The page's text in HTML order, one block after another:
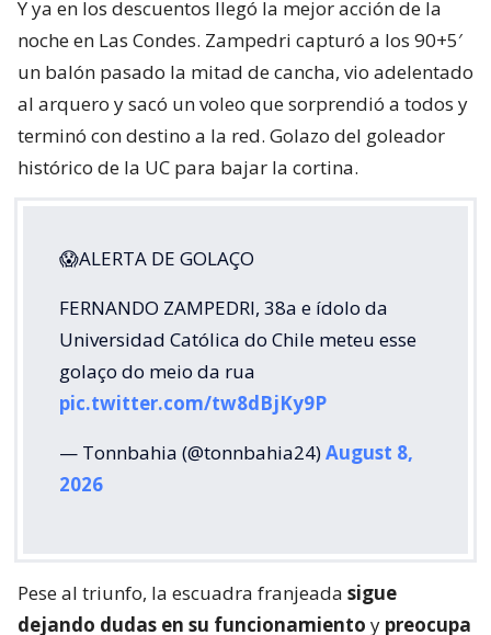
Y ya en los descuentos llegó la mejor acción de la
noche en Las Condes. Zampedri capturó a los 90+5′
un balón pasado la mitad de cancha, vio adelentado
al arquero y sacó un voleo que sorprendió a todos y
terminó con destino a la red. Golazo del goleador
histórico de la UC para bajar la cortina.
😱ALERTA DE GOLAÇO
FERNANDO ZAMPEDRI, 38a e ídolo da
Universidad Católica do Chile meteu esse
golaço do meio da rua
pic.twitter.com/tw8dBjKy9P
— Tonnbahia (@tonnbahia24)August 8,
2026
Pese al triunfo, la escuadra franjeada sigue
dejando dudas en su funcionamiento y preocupa